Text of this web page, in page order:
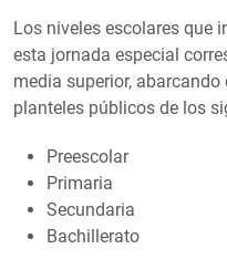
Los niveles escolares que
esta jornada especial
media superior,
planteles públicos de los
Preescolar
Primaria
Secundaria
Bachillerato